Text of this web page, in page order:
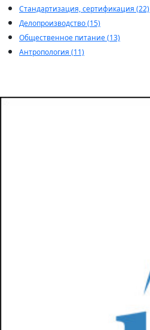
Стандартизация, сертификация (22)
Делопроизводство (15)
Общественное питание (13)
Антропология (11)